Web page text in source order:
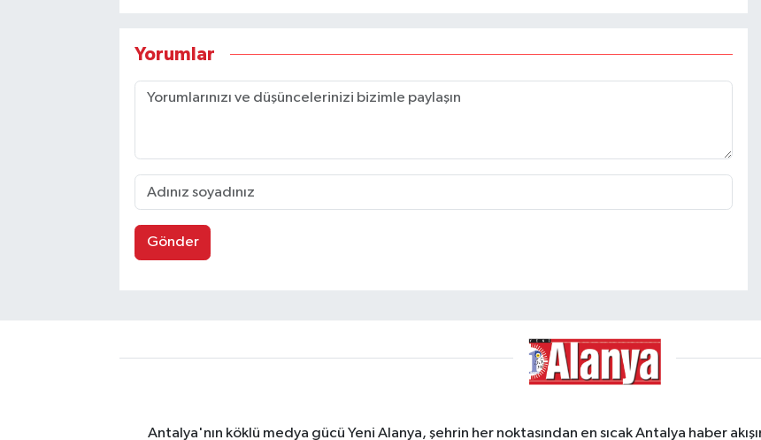
Yorumlar
Gönder
Antalya'nın köklü medya gücü Yeni Alanya, şehrin her noktasından en sıcak Antalya haber